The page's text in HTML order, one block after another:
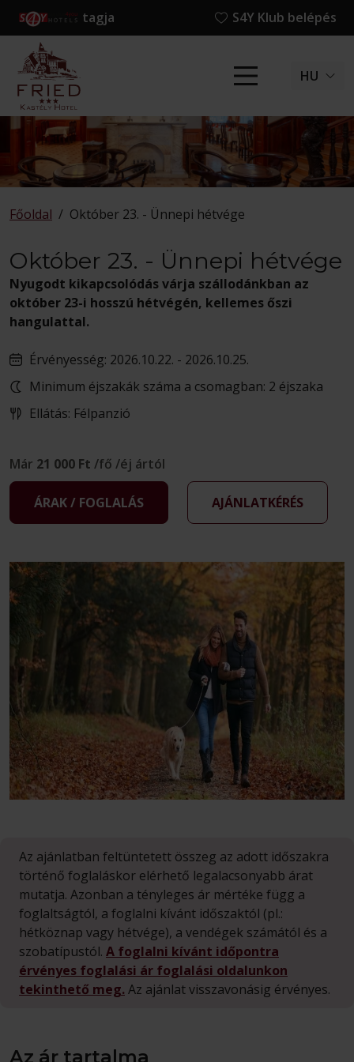
tagja S4Y Klub belépés
HU
Főoldal / Október 23. - Ünnepi hétvége
Október 23. - Ünnepi hétvége
Nyugodt kikapcsolódás várja szállodánkban az
október 23-i hosszú hétvégén, kellemes őszi
hangulattal.
Érvényesség: 2026.10.22. - 2026.10.25.
Minimum éjszakák száma a csomagban: 2 éjszaka
Ellátás: Félpanzió
Már 21 000 Ft /fő /éj ártól
ÁRAK / FOGLALÁS AJÁNLATKÉRÉS
Az ajánlatban feltüntetett összeg az adott időszakra
történő foglaláskor elérhető legalacsonyabb árat
mutatja. Azonban a tényleges ár mértéke függ a
foglaltságtól, a foglalni kívánt időszaktól (pl.:
hétköznap vagy hétvége), a vendégek számától és a
szobatípustól. A foglalni kívánt időpontra
érvényes foglalási ár foglalási oldalunkon
tekinthető meg. Az ajánlat visszavonásig érvényes.
Az ár tartalma